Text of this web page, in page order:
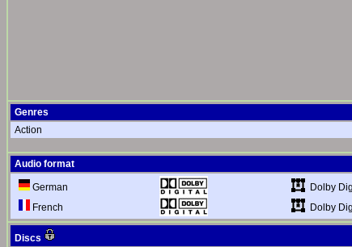
Genres
Action
Audio format
German
Dolby
French
Dolby
Discs